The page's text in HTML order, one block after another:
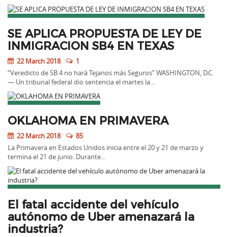
SE APLICA PROPUESTA DE LEY DE
INMIGRACION SB4 EN TEXAS
22 March 2018
1
“Veredicto de SB 4 no hará Tejanos más Seguros” WASHINGTON, D.C.
— Un tribunal federal dio sentencia el martes la…
OKLAHOMA EN PRIMAVERA
22 March 2018
85
La Primavera en Estados Unidos inicia entre el 20 y 21 de marzo y
termina el 21 de junio. Durante…
El fatal accidente del vehículo
autónomo de Uber amenazará la
industria?